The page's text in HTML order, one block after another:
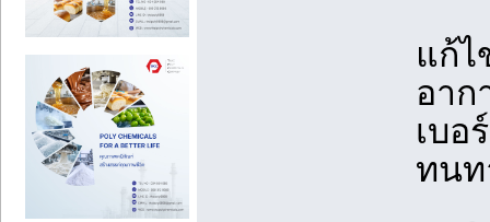
แก้ไ
อาก
เบอ
ทนท